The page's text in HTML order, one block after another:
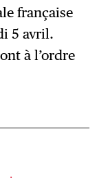
française
5 avril.
à l’ordre